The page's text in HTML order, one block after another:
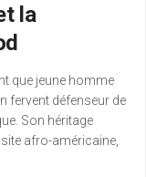
la
que jeune homme
fervent défenseur de
Son héritage
afro-américaine,